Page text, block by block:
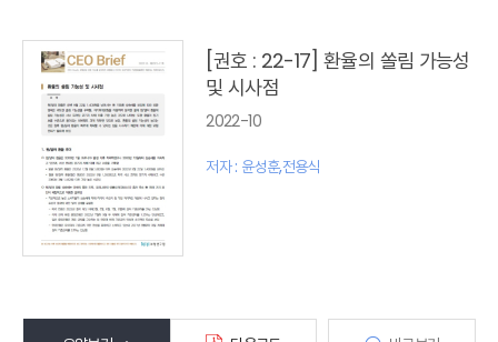
[권호 : 22-17] 환율의 쏠림 가능성
및 시사점
2022-10
저자 : 윤성훈,전용식